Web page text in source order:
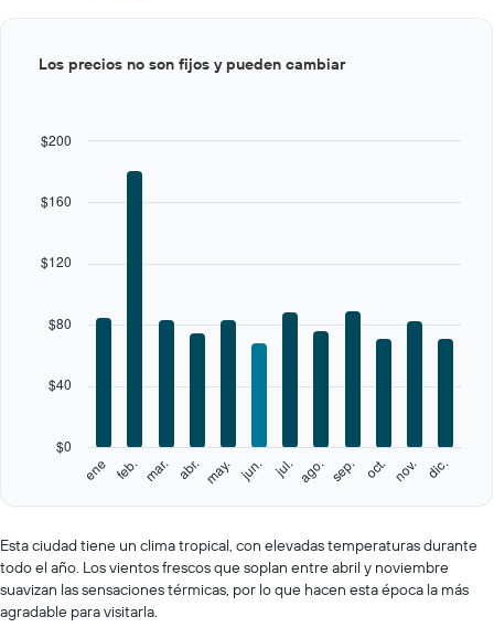
Range:
categories.
values.
Range:
0
to
200.
graphic.
ene feb. mar. abr. may. jun. jul. ago. sep. oct. nov. dic.
$0
$40
$80
$120
$160
$200
Los precios no son fijos y pueden cambiar
interactive
Esta ciudad tiene un clima tropical, con elevadas temperaturas durante
todo el año. Los vientos frescos que soplan entre abril y noviembre
suavizan las sensaciones térmicas, por lo que hacen esta época la más
agradable para visitarla.